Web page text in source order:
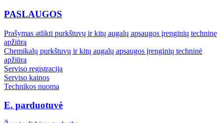
PASLAUGOS
Prašymas atlikti purkštuvų ir kitų augalų apsaugos įrenginių techninę
apžiūrą
Chemikalų purkštuvų ir kitų augalų apsaugos įrenginių techninė
apžiūra
Serviso registracija
Serviso kainos
Technikos nuoma
E. parduotuvė